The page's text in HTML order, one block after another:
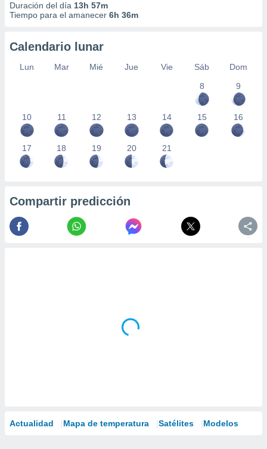
Duración del día 13h 57m
Tiempo para el amanecer 6h 36m
Calendario lunar
Lun Mar Mié Jue Vie Sáb
Dom
8
9
10 11 12 13 14 15 16
17 18 19 20 21
Compartir predicción
Actualidad Mapa de temperatura Satélites Modelos